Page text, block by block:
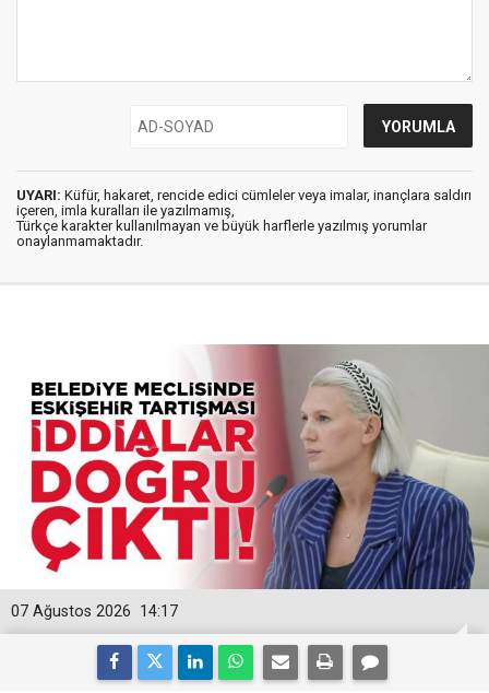
UYARI: Küfür, hakaret, rencide edici cümleler veya imalar, inançlara saldırı
içeren, imla kuralları ile yazılmamış,
Türkçe karakter kullanılmayan ve büyük harflerle yazılmış yorumlar
onaylanmamaktadır.
14:17
07 Ağustos 2026